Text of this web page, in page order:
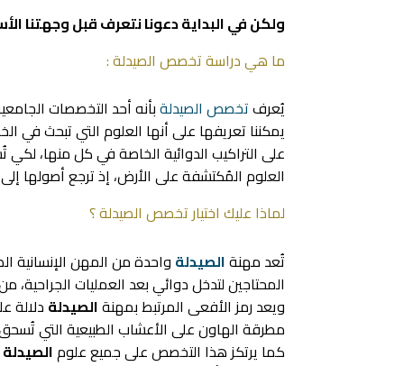
ولكن في البداية دعونا نتعرف قبل وجهتنا
ما هي دراسة تخصص الصيدلة :
يُعرفتخصص الصيدلةبأنه أحد التخصصات
يمكننا تعريفها على أنها العلوم التي تبحث في
على التراكيب الدوائية الخاصة في كل منها،
العلوم المُكتشفة على الأرض، إذ ترجع أصولها
لماذا عليك اختيار تخصص الصيدلة ؟
تُعد مهنةالصيدلة واحدة من المهن الإنسانية
المحتاجين لتدخل دوائي بعد العمليات
ويعد رمز الأفعى المرتبط بمهنةالصيدلة دلالة
مطرقة الهاون على الأعشاب الطبيعية التي تُسحق
كما يرتكز هذا التخصص على جميع علومالصيدلة